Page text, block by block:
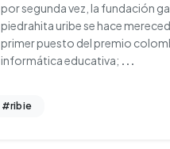
por segunda vez, la fundación
piedrahita uribe se hace
primer puesto del premio
informática educativa; ...
#ribie